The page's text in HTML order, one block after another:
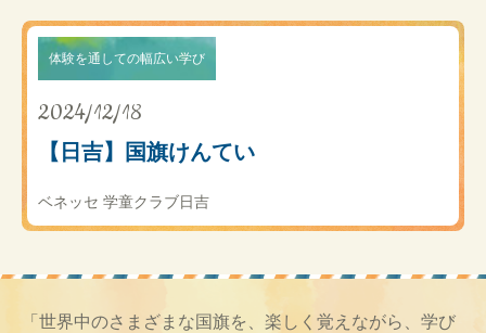
体験を通しての幅広い学び
2024/12/18
【日吉】国旗けんてい
ベネッセ 学童クラブ日吉
「世界中のさまざまな国旗を、楽しく覚えながら、学び